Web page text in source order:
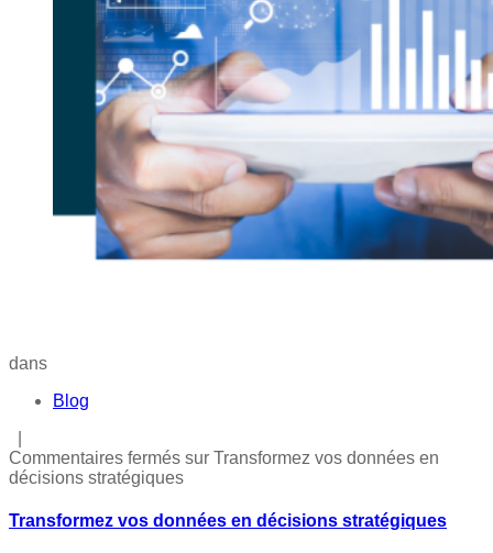
dans
Blog
Commentaires fermés sur Transformez vos données en
décisions stratégiques
Transformez vos données en décisions stratégiques